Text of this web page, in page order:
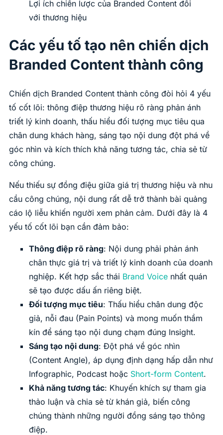
Lợi ích chiến lược của Branded Content đối
với thương hiệu
Các yếu tố tạo nên chiến dịch
Branded Content thành công
Chiến dịch Branded Content thành công đòi hỏi 4 yếu
tố cốt lõi: thông điệp thương hiệu rõ ràng phản ánh
triết lý kinh doanh, thấu hiểu đối tượng mục tiêu qua
chân dung khách hàng, sáng tạo nội dung đột phá về
góc nhìn và kích thích khả năng tương tác, chia sẻ từ
công chúng.
Nếu thiếu sự đồng điệu giữa giá trị thương hiệu và nhu
cầu công chúng, nội dung rất dễ trở thành bài quảng
cáo lộ liễu khiến người xem phản cảm. Dưới đây là 4
yếu tố cốt lõi bạn cần đảm bảo:
Thông điệp rõ ràng: Nội dung phải phản ánh
chân thực giá trị và triết lý kinh doanh của doanh
nghiệp. Kết hợp sắc thái Brand Voice nhất quán
sẽ tạo được dấu ấn riêng biệt.
Đối tượng mục tiêu: Thấu hiểu chân dung độc
giả, nỗi đau (Pain Points) và mong muốn thầm
kín để sáng tạo nội dung chạm đúng Insight.
Sáng tạo nội dung: Đột phá về góc nhìn
(Content Angle), áp dụng định dạng hấp dẫn như
Infographic, Podcast hoặc Short-form Content.
Khả năng tương tác: Khuyến khích sự tham gia
thảo luận và chia sẻ từ khán giả, biến công
chúng thành những người đồng sáng tạo thông
điệp.